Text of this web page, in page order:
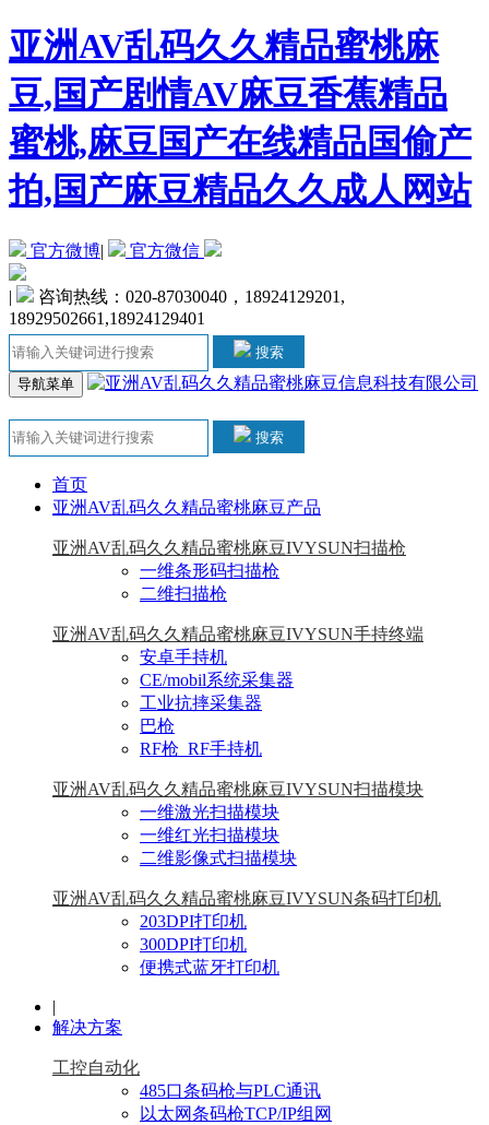
亚洲AV乱码久久精品蜜桃麻
豆,国产剧情AV麻豆香蕉精品
蜜桃,麻豆国产在线精品国偷产
拍,国产麻豆精品久久成人网站
官方微博| 官方微信
|
咨询热线：020-87030040，18924129201,
18929502661,18924129401
搜索
导航菜单
搜索
首页
亚洲AV乱码久久精品蜜桃麻豆产品
亚洲AV乱码久久精品蜜桃麻豆IVYSUN扫描枪
一维条形码扫描枪
二维扫描枪
亚洲AV乱码久久精品蜜桃麻豆IVYSUN手持终端
安卓手持机
CE/mobil系统采集器
工业抗摔采集器
巴枪
RF枪_RF手持机
亚洲AV乱码久久精品蜜桃麻豆IVYSUN扫描模块
一维激光扫描模块
一维红光扫描模块
二维影像式扫描模块
亚洲AV乱码久久精品蜜桃麻豆IVYSUN条码打印机
203DPI打印机
300DPI打印机
便携式蓝牙打印机
|
解决方案
工控自动化
485口条码枪与PLC通讯
以太网条码枪TCP/IP组网